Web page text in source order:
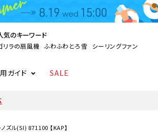
気のキーワード
リラの扇風機 ふわふわとろ雪 シーリングファン
ガイド
着について
SALE
ズル(SI) 871100 【KAP】